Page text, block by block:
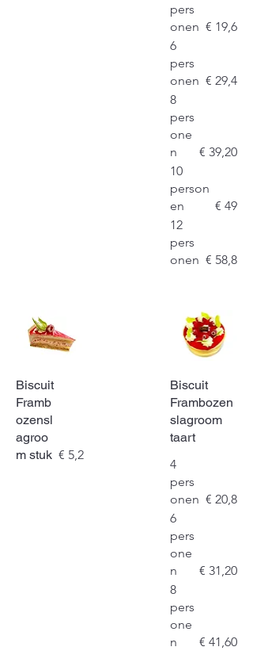
pers
onen € 19,6
6
pers
onen € 29,4
8
pers
one
n
€ 39,20
10
person
en
€ 49
12
pers
onen € 58,8
Biscuit
Framb
ozensl
agroo
m stuk € 5,2
Biscuit
Frambozen
slagroom
taart
4
pers
onen € 20,8
6
pers
one
n
€ 31,20
8
pers
one
n
€ 41,60